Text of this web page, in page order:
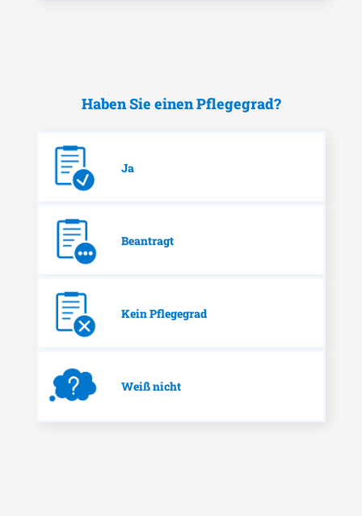
Haben Sie einen Pflegegrad?
Ja
Beantragt
Kein Pflegegrad
Weiß nicht